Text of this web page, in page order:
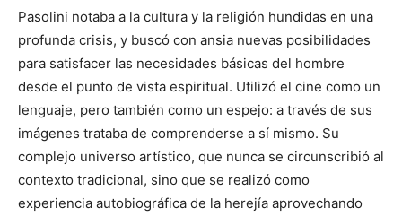
Pasolini notaba a la cultura y la religión hundidas en una
profunda crisis, y buscó con ansia nuevas posibilidades
para satisfacer las necesidades básicas del hombre
desde el punto de vista espiritual. Utilizó el cine como un
lenguaje, pero también como un espejo: a través de sus
imágenes trataba de comprenderse a sí mismo. Su
complejo universo artístico, que nunca se circunscribió al
contexto tradicional, sino que se realizó como
experiencia autobiográfica de la herejía aprovechando